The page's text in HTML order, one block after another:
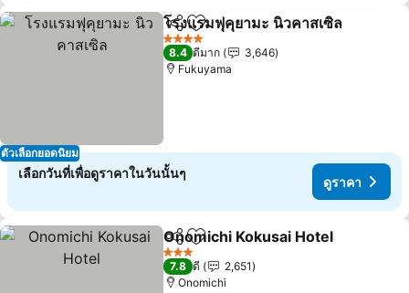
ตัวเลือกยอดนิยม
แชร์ เพิ่มในรายการโปรด
โรงแรมฟุคุยามะ นิวคาสเซิล
4 ดาว
8.4 ดีมาก
3,646
Fukuyama
เลือกวันที่เพื่อดูราคาในวันนั้นๆ
ดูราคา
แชร์ เพิ่มในรายการโปรด
Onomichi Kokusai Hotel
3 ดาว
7.8 ดี
2,651
Onomichi